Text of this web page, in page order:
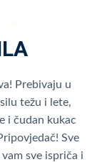
Prebivaju u
težu i lete,
i čudan kukac
Sve
sve ispriča i